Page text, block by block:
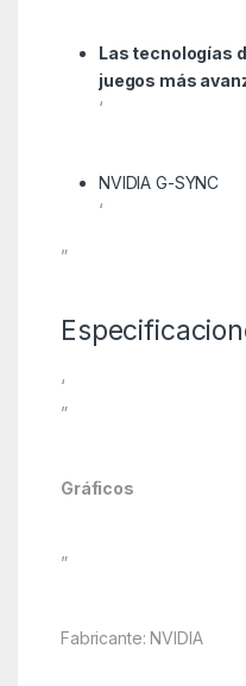
Las tecnologías
juegos más
‘
NVIDIA G-SYNC
‘
”
‘
”
Gráficos
”
Fabricante: NVIDIA